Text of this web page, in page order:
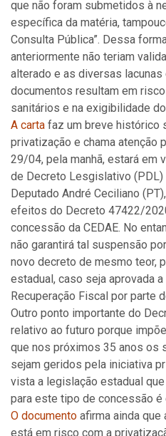
que não foram submetidos à
específica da matéria,
Consulta Pública”. Dessa
anteriormente não teriam
alterado e as diversas
documentos resultam em
sanitários e na exigibilidade
A carta faz um breve histórico
privatização e chama atenção
29/04, pela manhã, estará em
de Decreto Lesgislativo
Deputado André Ceciliano
efeitos do Decreto 47422/
concessão da CEDAE. No
não garantirá tal suspensão
novo decreto de mesmo teor,
estadual, caso seja aprovada
Recuperação Fiscal por parte
Outro ponto importante do
relativo ao futuro porque
que nos próximos 35 anos os
sejam geridos pela iniciativa
vista a legislação estadual
para este tipo de concessão é
O documento afirma ainda que
está em risco com a